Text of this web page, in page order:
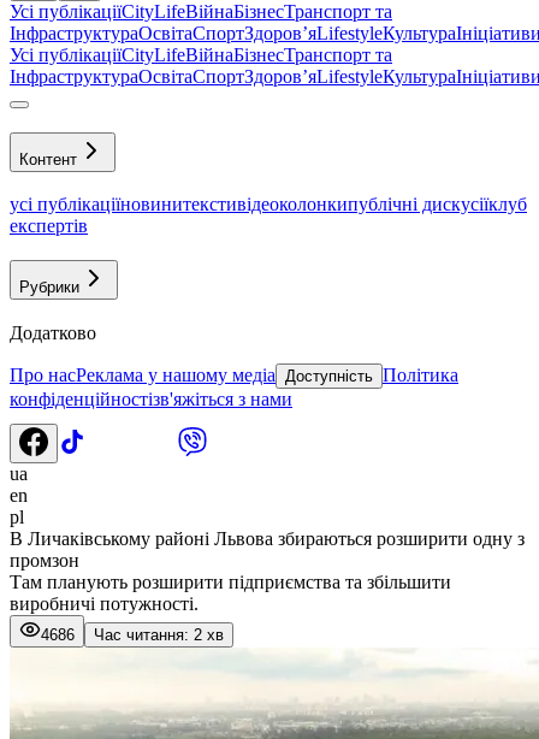
Усі публікаціїCityLifeВійнаБізнесТранспорт та
ІнфраструктураОсвітаСпортЗдоровʼяLifestyleКультура
Усі публікаціїCityLifeВійнаБізнесТранспорт та
ІнфраструктураОсвітаСпортЗдоровʼяLifestyleКультура
Контент
усі публікаціїновинитекстивідеоколонкипублічні дискусіїклуб
експертів
Рубрики
Додатково
Про насРеклама у нашому медіа Доступність Політика
конфіденційностізв'яжіться з нами
ua
en
pl
В Личаківському районі Львова збираються розширити одну з
промзон
Там планують розширити підприємства та збільшити
виробничі потужності.
4686 Час читання: 2 хв